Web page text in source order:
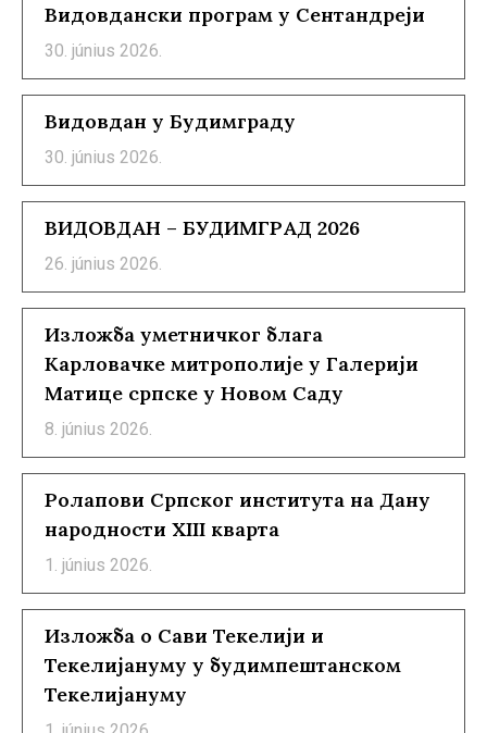
Видовдански програм у Сентандреји
30. június 2026.
Видовдан у Будимграду
30. június 2026.
ВИДОВДАН – БУДИМГРАД 2026
26. június 2026.
Изложба уметничког блага
Карловачке митрополије у Галерији
Матице српске у Новом Саду
8. június 2026.
Ролапови Српског института на Дану
народности XIII кварта
1. június 2026.
Изложба о Сави Текелији и
Текелијануму у будимпештанском
Текелијануму